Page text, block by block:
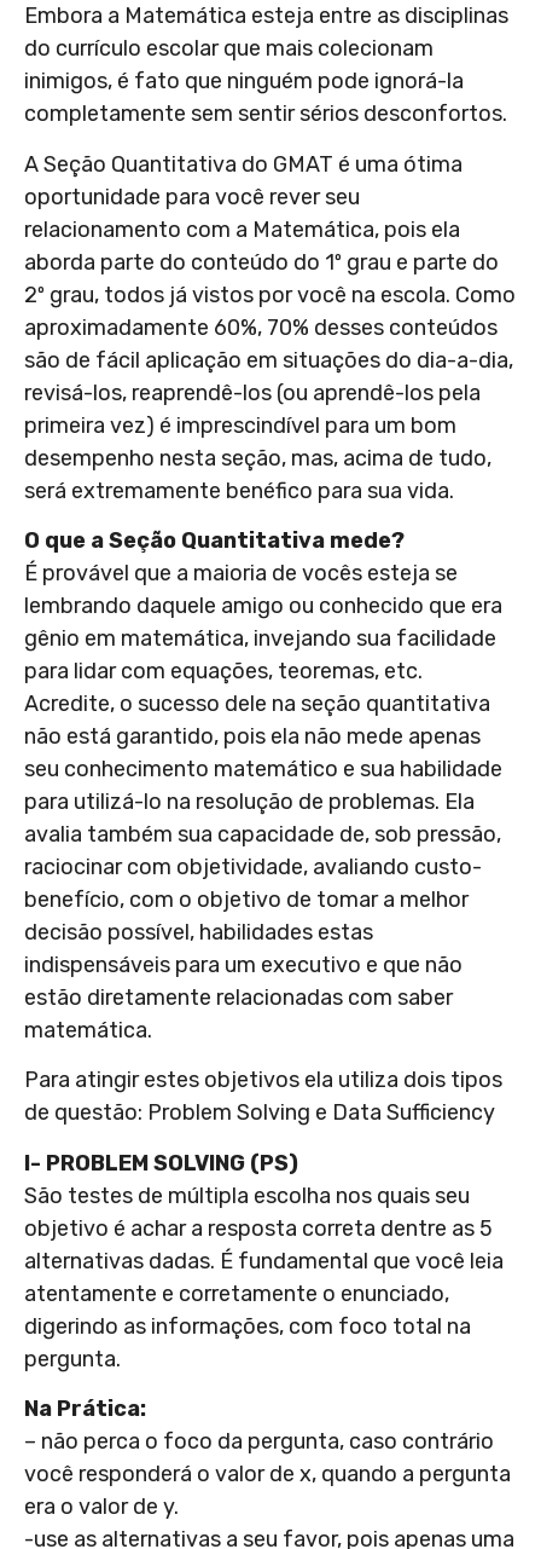
Embora a Matemática esteja entre as disciplinas
do currículo escolar que mais colecionam
inimigos, é fato que ninguém pode ignorá-la
completamente sem sentir sérios desconfortos.
A Seção Quantitativa do GMAT é uma ótima
oportunidade para você rever seu
relacionamento com a Matemática, pois ela
aborda parte do conteúdo do 1º grau e parte do
2º grau, todos já vistos por você na escola. Como
aproximadamente 60%, 70% desses conteúdos
são de fácil aplicação em situações do dia-a-dia,
revisá-los, reaprendê-los (ou aprendê-los pela
primeira vez) é imprescindível para um bom
desempenho nesta seção, mas, acima de tudo,
será extremamente benéfico para sua vida.
O que a Seção Quantitativa mede?
É provável que a maioria de vocês esteja se
lembrando daquele amigo ou conhecido que era
gênio em matemática, invejando sua facilidade
para lidar com equações, teoremas, etc.
Acredite, o sucesso dele na seção quantitativa
não está garantido, pois ela não mede apenas
seu conhecimento matemático e sua habilidade
para utilizá-lo na resolução de problemas. Ela
avalia também sua capacidade de, sob pressão,
raciocinar com objetividade, avaliando custo-
benefício, com o objetivo de tomar a melhor
decisão possível, habilidades estas
indispensáveis para um executivo e que não
estão diretamente relacionadas com saber
matemática.
Para atingir estes objetivos ela utiliza dois tipos
de questão: Problem Solving e Data Sufficiency
I- PROBLEM SOLVING (PS)
São testes de múltipla escolha nos quais seu
objetivo é achar a resposta correta dentre as 5
alternativas dadas. É fundamental que você leia
atentamente e corretamente o enunciado,
digerindo as informações, com foco total na
pergunta.
Na Prática:
– não perca o foco da pergunta, caso contrário
você responderá o valor de x, quando a pergunta
era o valor de y.
-use as alternativas a seu favor, pois apenas uma